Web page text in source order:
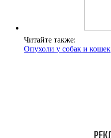
Читайте также:
Опухоли у собак и кошек